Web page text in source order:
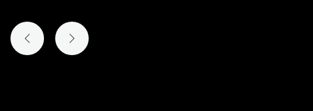
POPRZEDNI SLAJD
NASTĘPNY SLAJD